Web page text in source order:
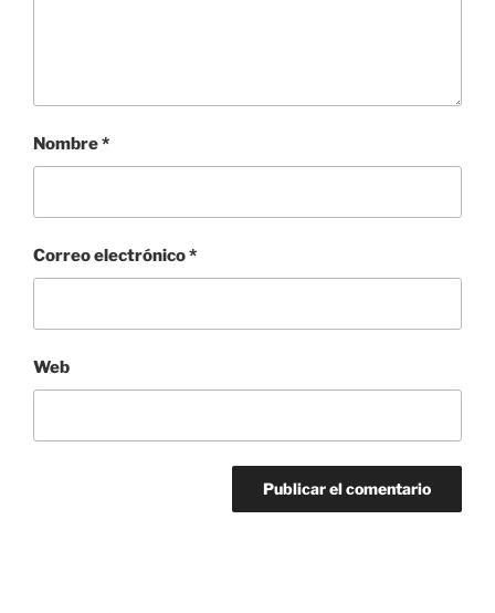
Nombre*
Correo electrónico*
Web